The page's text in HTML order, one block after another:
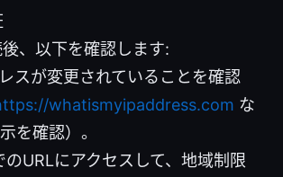
、以下を確認します:
スが変更されていることを確認
whatismyipaddress.com な
を確認）。
のURLにアクセスして、地域制限